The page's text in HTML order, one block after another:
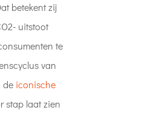
betekent zij
uitstoot
te
van
de iconische
stap laat zien